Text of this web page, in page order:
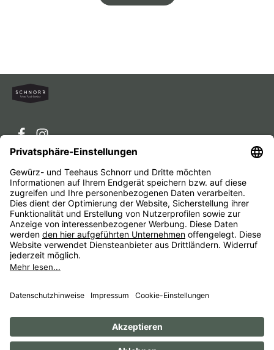
Service-Hotline
Service
Unternehmen
Alle Preise inkl. gesetzl. Mehrwertsteuer zzgl.
anders angegeben.
ImpressumAGBWiderrufsbelehrungenDatenschutz
Barrierefreiheit